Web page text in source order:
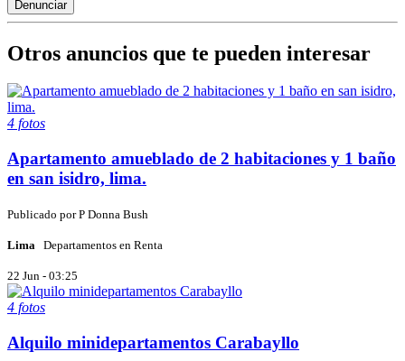
Otros anuncios que te pueden interesar
4 fotos
Apartamento amueblado de 2 habitaciones y 1 baño
en san isidro, lima.
Publicado porP Donna Bush
Lima Departamentos en Renta
22 Jun - 03:25
4 fotos
Alquilo minidepartamentos Carabayllo